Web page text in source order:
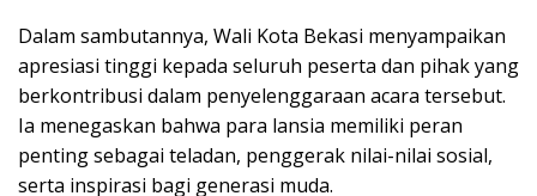
Dalam sambutannya, Wali Kota Bekasi menyampaikan
apresiasi tinggi kepada seluruh peserta dan pihak yang
berkontribusi dalam penyelenggaraan acara tersebut.
Ia menegaskan bahwa para lansia memiliki peran
penting sebagai teladan, penggerak nilai-nilai sosial,
serta inspirasi bagi generasi muda.